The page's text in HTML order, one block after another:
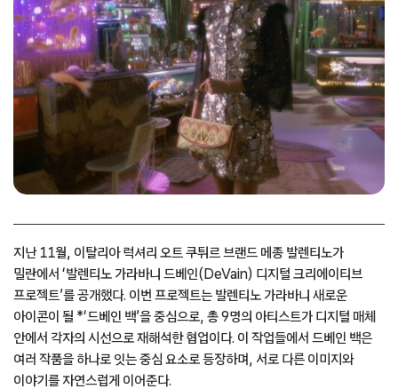
지난 11월, 이탈리아 럭셔리 오트 쿠튀르 브랜드 메종 발렌티노가
밀란에서 ‘발렌티노 가라바니 드베인(DeVain) 디지털 크리에이티브
프로젝트’를 공개했다. 이번 프로젝트는 발렌티노 가라바니 새로운
아이콘이 될 *‘드베인 백’을 중심으로, 총 9명의 아티스트가 디지털 매체
안에서 각자의 시선으로 재해석한 협업이다. 이 작업들에서 드베인 백은
여러 작품을 하나로 잇는 중심 요소로 등장하며, 서로 다른 이미지와
이야기를 자연스럽게 이어준다.